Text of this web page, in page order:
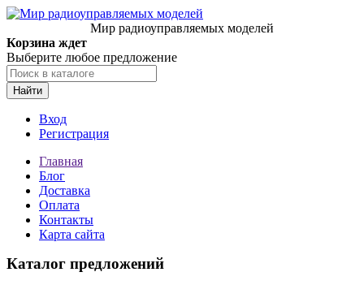
Мир радиоуправляемых моделей
Корзина ждет
Выберите любое предложение
Найти
Вход
Регистрация
Главная
Блог
Доставка
Оплата
Контакты
Карта сайта
Каталог предложений